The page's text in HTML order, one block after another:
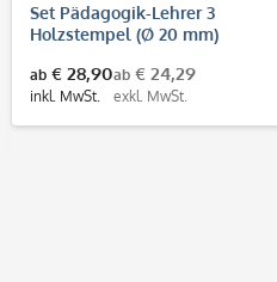
Set Pädagogik-Lehrer 3
Holzstempel (Ø 20 mm)
ab € 28,90
inkl. MwSt.
ab € 24,29
exkl. MwSt.